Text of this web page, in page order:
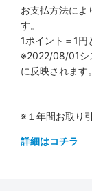
お支払方法によ
す。
1ポイント＝1円
※2022/08/01シ
に反映されます。
※１年間お取り
詳細はコチラ